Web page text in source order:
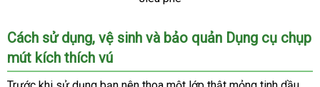
Bộ
dụng
cụ
chụp
Cách sử dụngtiki
, vệ sinh thanh
và bảo quản Dụng cụ chụp
mút kích thích vú